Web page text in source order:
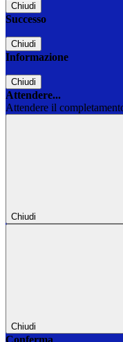
Chiudi
Successo
Chiudi
Informazione
Chiudi
Attendere...
Attendere il
Chiudi
Chiudi